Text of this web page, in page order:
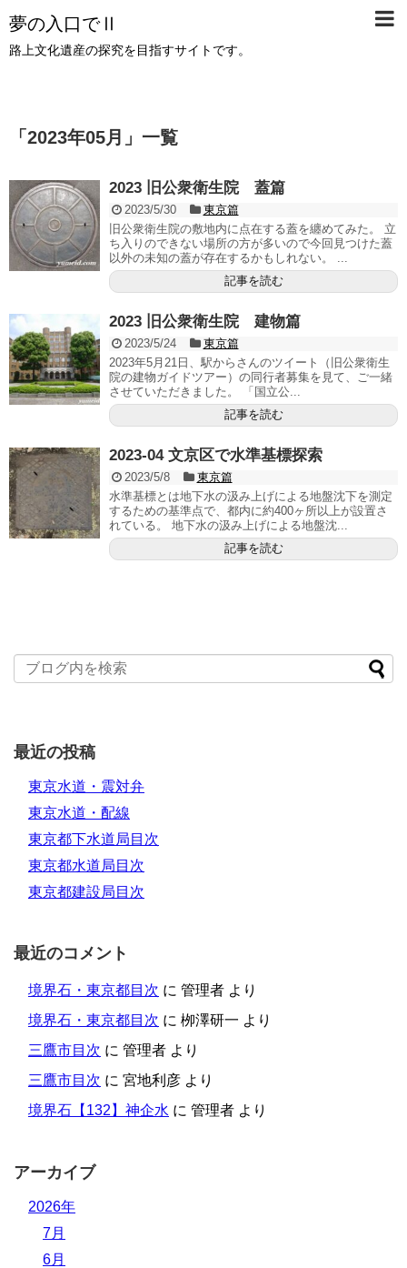
夢の入口でⅡ
路上文化遺産の探究を目指すサイトです。
「 2023年05月 」 一覧
2023 旧公衆衛生院 蓋篇
2023/5/30
東京篇
旧公衆衛生院の敷地内に点在する蓋を纏めてみた。 立
ち入りのできない場所の方が多いので今回見つけた蓋
以外の未知の蓋が存在するかもしれない。 ...
記事を読む
2023 旧公衆衛生院 建物篇
2023/5/24
東京篇
2023年5月21日、駅からさんのツイート（旧公衆衛生
院の建物ガイドツアー）の同行者募集を見て、ご一緒
させていただきました。 「国立公...
記事を読む
2023-04 文京区で水準基標探索
2023/5/8
東京篇
水準基標とは地下水の汲み上げによる地盤沈下を測定
するための基準点で、都内に約400ヶ所以上が設置さ
れている。 地下水の汲み上げによる地盤沈...
記事を読む
最近の投稿
東京水道・震対弁
東京水道・配線
東京都下水道局目次
東京都水道局目次
東京都建設局目次
最近のコメント
境界石・東京都目次 に 管理者 より
境界石・東京都目次 に 栁澤研一 より
三鷹市目次 に 管理者 より
三鷹市目次 に 宮地利彦 より
境界石【132】神企水 に 管理者 より
アーカイブ
2026年
7月
6月